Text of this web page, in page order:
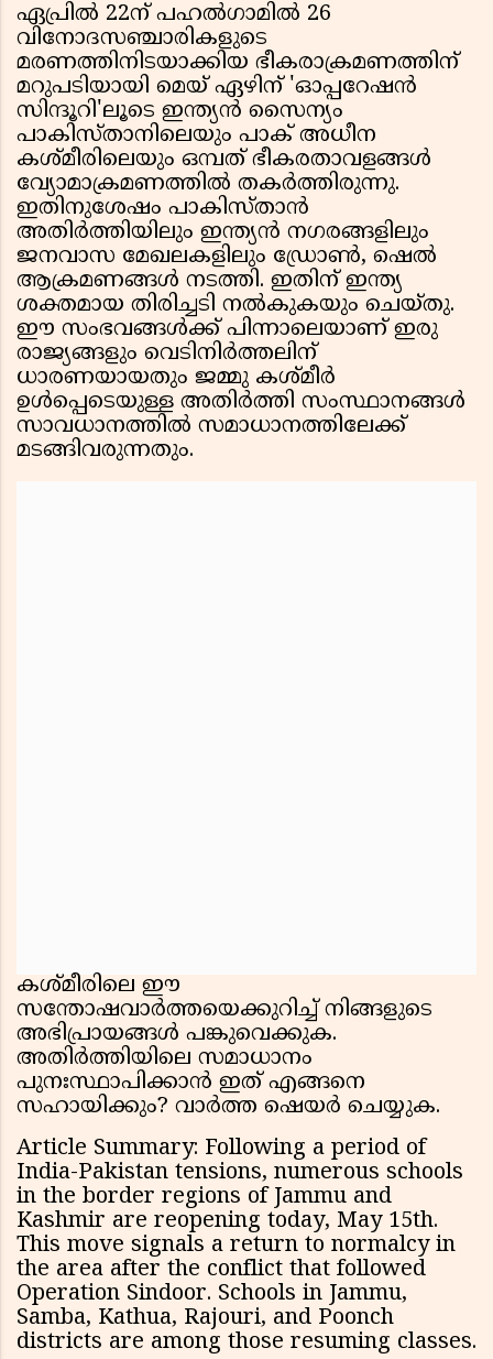
ഏപ്രിൽ 22ന് പഹൽഗാമിൽ 26
വിനോദസഞ്ചാരികളുടെ
മരണത്തിനിടയാക്കിയ ഭീകരാക്രമണത്തിന്
മറുപടിയായി മെയ് ഏഴിന് 'ഓപ്പറേഷൻ
സിന്ദൂറി'ലൂടെ ഇന്ത്യൻ സൈന്യം
പാകിസ്താനിലെയും പാക് അധീന
കശ്മീരിലെയും ഒമ്പത് ഭീകരതാവളങ്ങൾ
വ്യോമാക്രമണത്തിൽ തകർത്തിരുന്നു.
ഇതിനുശേഷം പാകിസ്താൻ
അതിർത്തിയിലും ഇന്ത്യൻ നഗരങ്ങളിലും
ജനവാസ മേഖലകളിലും ഡ്രോൺ, ഷെൽ
ആക്രമണങ്ങൾ നടത്തി. ഇതിന് ഇന്ത്യ
ശക്തമായ തിരിച്ചടി നൽകുകയും ചെയ്തു.
ഈ സംഭവങ്ങൾക്ക് പിന്നാലെയാണ് ഇരു
രാജ്യങ്ങളും വെടിനിർത്തലിന്
ധാരണയായതും ജമ്മു കശ്മീർ
ഉൾപ്പെടെയുള്ള അതിർത്തി സംസ്ഥാനങ്ങൾ
സാവധാനത്തിൽ സമാധാനത്തിലേക്ക്
മടങ്ങിവരുന്നതും.
കശ്മീരിലെ ഈ
സന്തോഷവാർത്തയെക്കുറിച്ച് നിങ്ങളുടെ
അഭിപ്രായങ്ങൾ പങ്കുവെക്കുക.
അതിർത്തിയിലെ സമാധാനം
പുനഃസ്ഥാപിക്കാൻ ഇത് എങ്ങനെ
സഹായിക്കും? വാർത്ത ഷെയർ ചെയ്യുക.
Article Summary: Following a period of
India-Pakistan tensions, numerous schools
in the border regions of Jammu and
Kashmir are reopening today, May 15th.
This move signals a return to normalcy in
the area after the conflict that followed
Operation Sindoor. Schools in Jammu,
Samba, Kathua, Rajouri, and Poonch
districts are among those resuming classes.